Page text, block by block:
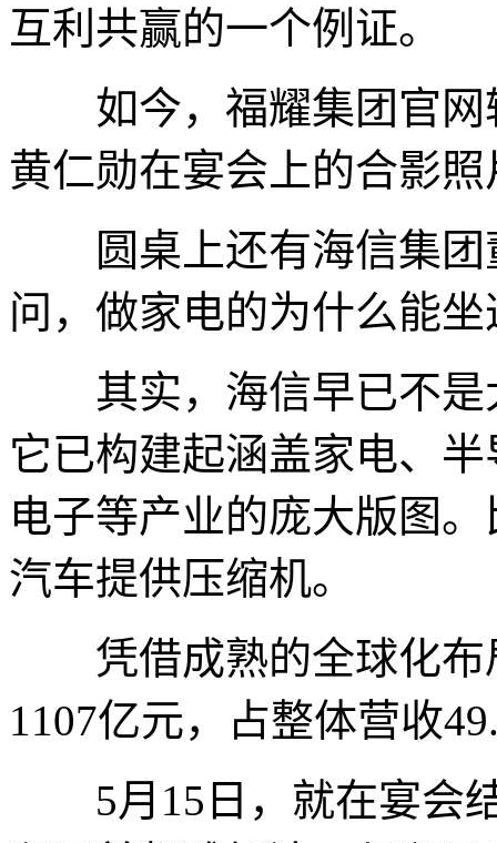
互利共赢的一个例证。
如今，福耀集团官网
黄仁勋在宴会上的合影照
圆桌上还有海信集团
问，做家电的为什么能
其实，海信早已不是
它已构建起涵盖家电、
电子等产业的庞大版图
汽车提供压缩机。
凭借成熟的全球化布
1107亿元，占整体营收
5月15日，就在宴会结